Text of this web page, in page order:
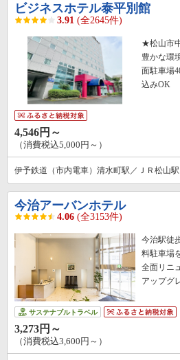
ビジネスホテル泰平別館
3.91 (全2645件)
★松山市
豊かな環
面駐車場
込みOK
4,546円～
（消費税込5,000円～）
伊予鉄道（市内電車）清水町駅／ＪＲ松山
今治アーバンホテル
4.06 (全3153件)
今治駅徒
料駐車場
全面リニ
アップグ
サステナブルトラベル
3,273円～
（消費税込3,600円～）